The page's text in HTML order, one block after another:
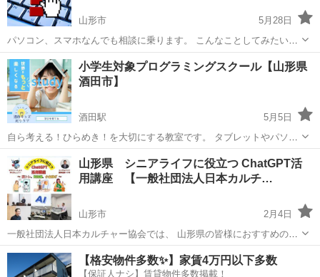
山形市
5月28日
パソコン、スマホなんでも相談に乗ります。 こんなことしてみたい、
何ができるの？ 初心者、シニアの方、個人事業主の方どなたでもお気
軽にご相談ください。 ご自宅、ファミレス、カフェなどご指定の場所
でマンツーマンで対応し...
山形 山形市 Windows総合 ネットショップ
小学生対象プログラミングスクール【山形県
酒田市】
酒田駅
5月5日
自ら考える！ひらめき！を大切にする教室です。 タブレットやパソコ
ンの使用が当たり前の社会でも中学・高校の授業、大学入試に向け
て、小学生のうちからプログラミングを得意分野にしませんか？ 学校
で実際に使われているカリキュ...
山形 酒田駅 プログラミング 小学生
山形県 シニアライフに役立つ ChatGPT活
用講座 【一般社団法人日本カルチ…
山形市
2月4日
一般社団法人日本カルチャー協会では、 山形県の皆様におすすめの講
座の開催をしております。 その他、下記の様々な募集も行っておりま
す。 下記のURLをクリックすると、日程などの詳細情報を見ることが
山形 山形市 その他 オンライン
【格安物件多数✨】家賃4万円以下多数
【保証人ナシ】賃貸物件多数掲載！